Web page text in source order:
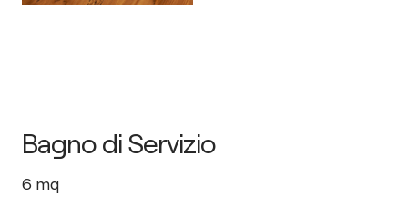
Bagno di Servizio
6 mq